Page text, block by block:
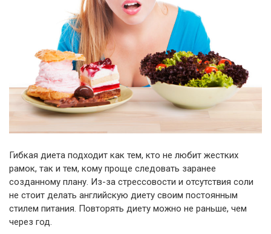
Гибкая диета подходит как тем, кто не любит жестких
рамок, так и тем, кому проще следовать заранее
созданному плану. Из-за стрессовости и отсутствия соли
не стоит делать английскую диету своим постоянным
стилем питания. Повторять диету можно не раньше, чем
через год.